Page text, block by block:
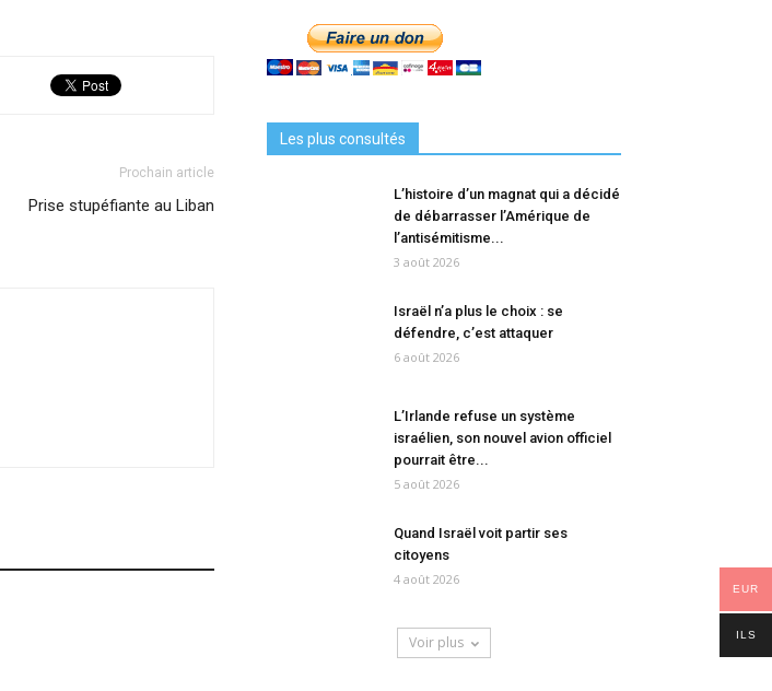
Prochain article
Prise stupéfiante au Liban
Les plus consultés
L’histoire d’un magnat qui a décidé
de débarrasser l’Amérique de
l’antisémitisme...
3 août 2026
Israël n’a plus le choix : se
défendre, c’est attaquer
6 août 2026
L’Irlande refuse un système
israélien, son nouvel avion officiel
pourrait être...
5 août 2026
Quand Israël voit partir ses
citoyens
4 août 2026
Voir plus
EUR
ILS